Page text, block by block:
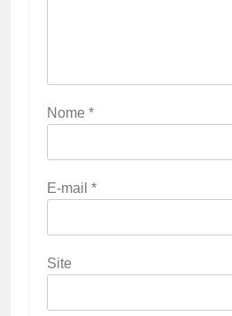
Nome *
E-mail *
Site